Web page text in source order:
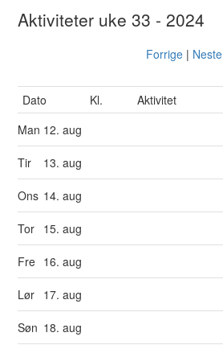
Aktiviteter uke 33 - 2024
Forrige| Neste
Dato Kl. Aktivitet
Man 12. aug
Tir 13. aug
Ons 14. aug
Tor 15. aug
Fre 16. aug
Lør 17. aug
Søn 18. aug